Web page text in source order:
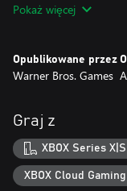
-Tryb fotograficzny
Nowe elementy
okulary które przeżyły,
Jeżeli już posiadasz
cyfrową wersję na Xbox
Pokaż więcej
Opublikowane przez
Warner Bros. Games
Graj z
XBOX Series X|S
XBOX Cloud Gaming